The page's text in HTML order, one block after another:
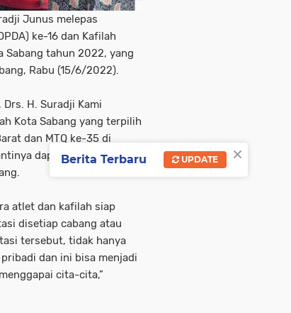
Junus melepas
ke-16 dan Kafilah
Sabang tahun 2022, yang
Rabu (15/6/2022).
Drs. H. Suradji Kami
Kota Sabang yang terpilih
dan MTQ ke-35 di
dapat memperoleh
atlet dan kafilah siap
disetiap cabang atau
tersebut, tidak hanya
dan ini bisa menjadi
cita-cita,”
×
Berita Terbaru UPDATE